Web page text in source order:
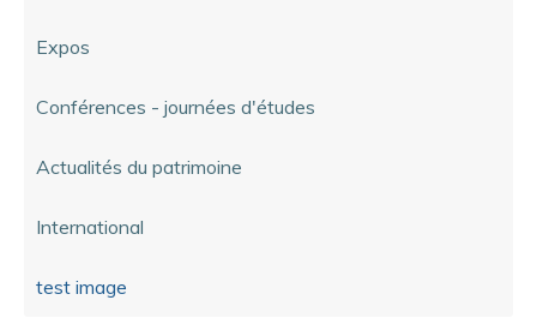
Expos
Conférences - journées d'études
Actualités du patrimoine
International
test image